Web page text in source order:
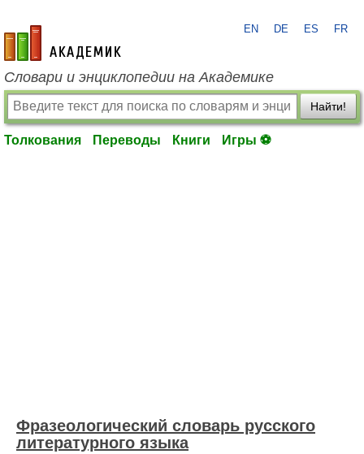
academic.ru
EN DE ES FR
Словари и энциклопедии на Академике
Найти!
Толкования Переводы Книги Игры ⚽
Фразеологический словарь русского
литературного языка